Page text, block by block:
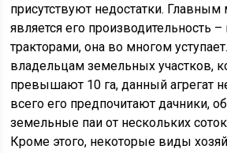
присутствуют недостатки. Главным
является его производительность
тракторами, она во многом
владельцам земельных участков,
превышают 10 га, данный агрегат
всего его предпочитают дачники,
земельные паи от нескольких
Кроме этого, некоторые виды